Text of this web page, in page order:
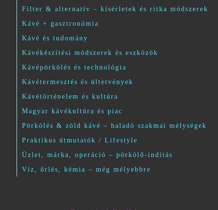
Filter & alternatív – kísérletek és ritka módszerek
Kávé + gasztronómia
Kávé és tudomány
Kávékészítési módszerek és eszközök
Kávépörkölés és technológia
Kávétermesztés és ültetvények
Kávétörténelem és kultúra
Magyar kávékultúra és piac
Pörkölés & zöld kávé – haladó szakmai mélységek
Praktikus útmutatók / Lifestyle
Üzlet, márka, operáció – pörkölő-indítás
Víz, őrlés, kémia – még mélyebbre